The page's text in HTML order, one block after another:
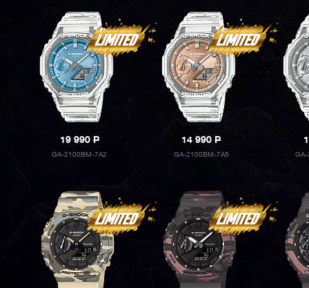
19 990P
GA-2100BM-7A2
14 990P
GA-2100BM-7A5